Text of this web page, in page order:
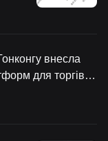
внесла
для торгівлі